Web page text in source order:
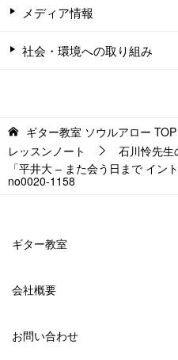
メディア情報
社会・環境への取り組み
ギター教室 ソウルアロー TOP
レッスンノート
石川怜先生
「平井大 – また会う日まで イン
no0020-1158
ギター教室
会社概要
お問い合わせ